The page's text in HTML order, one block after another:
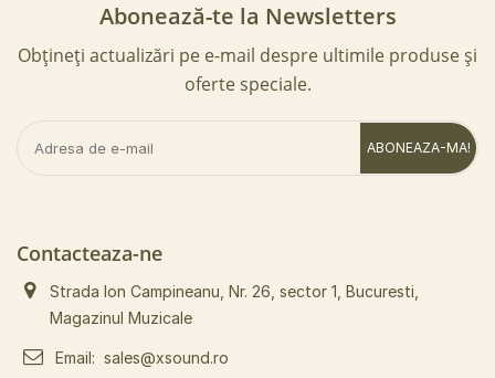
Abonează-te la Newsletters
Obțineți actualizări pe e-mail despre ultimile produse și
oferte speciale.
ABONEAZA-MA!
Contacteaza-ne
Strada Ion Campineanu, Nr. 26, sector 1, Bucuresti,
Magazinul Muzicale
Email: sales@xsound.ro